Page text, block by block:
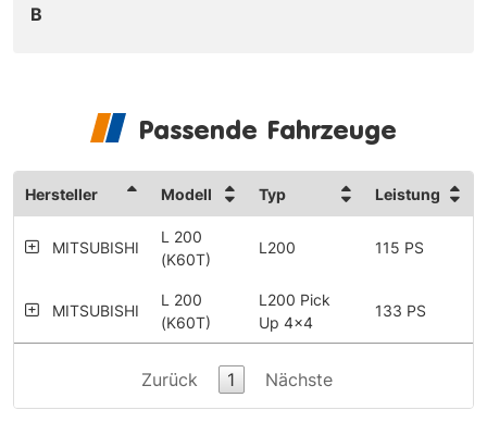
B
Passende Fahrzeuge
Hersteller Modell Typ Leistung
MITSUBISHI
L 200
(K60T)
L200 115 PS
MITSUBISHI
L 200
(K60T)
L200 Pick
Up 4x4
133 PS
Zurück 1 Nächste